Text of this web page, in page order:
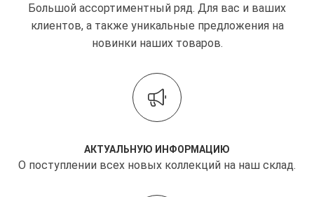
Большой ассортиментный ряд. Для вас и ваших
клиентов, а также уникальные предложения на
новинки наших товаров.
АКТУАЛЬНУЮ ИНФОРМАЦИЮ
О поступлении всех новых коллекций на наш склад.